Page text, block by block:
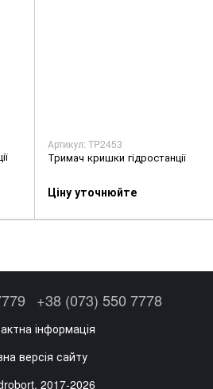
Артикул: TP2453
Тримач кришки гідростанції
Ціну уточнюйте
+38 (073) 550 7778
інформація
версія сайту
2017-2026